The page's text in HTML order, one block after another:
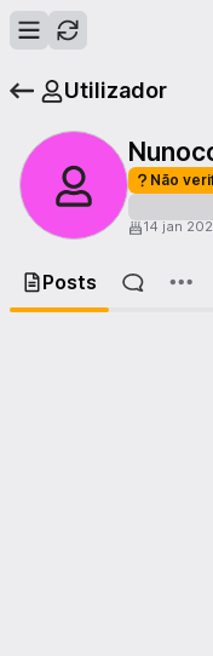
Utilizador
Não
14 jan
Posts